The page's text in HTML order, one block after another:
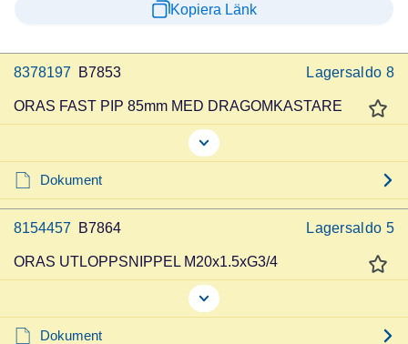
Kopiera Länk
8378197 B7853 Lagersaldo 8
ORAS FAST PIP 85mm MED DRAGOMKASTARE
Dokument
8154457 B7864 Lagersaldo 5
ORAS UTLOPPSNIPPEL M20x1.5xG3/4
Dokument